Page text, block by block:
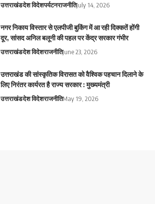
उत्तराखंडदेश विदेशपर्यटनराजनीतिJuly 14, 2026
नगर निकाय विस्तार से एलपीजी बुकिंग में आ रही दिक्कतें होंगी
दूर, सांसद अनिल बलूनी की पहल पर केंद्र सरकार गंभीर
उत्तराखंडदेश विदेशराजनीतिJune 23, 2026
उत्तराखंड की सांस्कृतिक विरासत को वैश्विक पहचान दिलाने के
लिए निरंतर कार्यरत है राज्य सरकार : मुख्यमंत्री
उत्तराखंडदेश विदेशराजनीतिMay 19, 2026